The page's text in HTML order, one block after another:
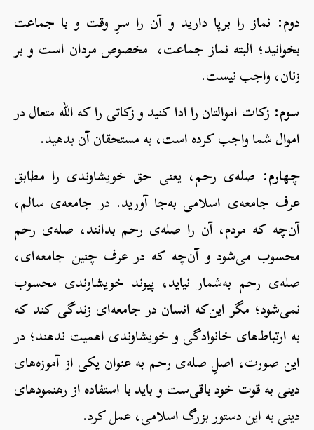
دوم: نماز را برپا دارید و آن را سرِ وقت و با جماعت
بخوانید؛ البته نماز جماعت، مخصوص مردان است و بر
زنان، واجب نیست.
سوم: زکات اموالتان را ادا کنید و زکاتی را که الله متعال در
اموال شما واجب کرده است، به مستحقان آن بدهید.
چهارم: صله‌ی رحم، یعنی حق خویشاوندی را مطابق
عرف جامعه‌ی اسلامی به‌جا آورید. در جامعه‌ی سالم،
آن‌چه که مردم، آن را صله‌ی رحم بدانند، صله‌ی رحم
محسوب می‌شود و آن‌چه که در عرف چنین جامعه‌ای،
صله‌ی رحم به‌شمار نیاید، پیوند خویشاوندی محسوب
نمی‌شود؛ مگر این‌که انسان در جامعه‌ای زندگی کند که
به ارتباط‌های خانوادگی و خویشاوندی اهمیت ندهند؛ در
این صورت، اصلِ صله‌ی رحم به عنوان یکی از آموزه‌های
دینی به قوت خود باقی‌ست و باید با استفاده از رهنمودهای
دینی به این دستور بزرگ اسلامی، عمل کرد.